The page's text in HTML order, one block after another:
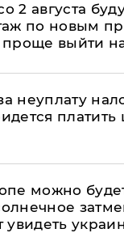
2 августа
по новым
проще выйти
неуплату
платить
можно
увидеть